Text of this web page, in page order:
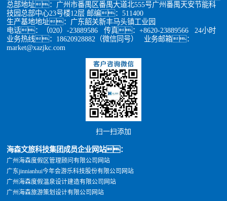
总部地址：广州市番禺区番禺大道北555号广州番禺天安节能科
技园总部中心23号楼12层 邮编：511400
生产基地地址：广东韶关新丰马头镇工业园
电话：（020）-23889586 传真：+8620-23889566 24小时
业务热线：18620928882（微信同号） 业务邮箱：
market@xazjkc.com
扫一扫添加
海森文旅科技集团成员企业网站：
广州海森度假区管理顾问有限公司网站
广东jinnianhui今年会游乐科技股份有限公司网站
广州海森度假温泉设计建造有限公司网站
广州海森旅游策划设计有限公司网站